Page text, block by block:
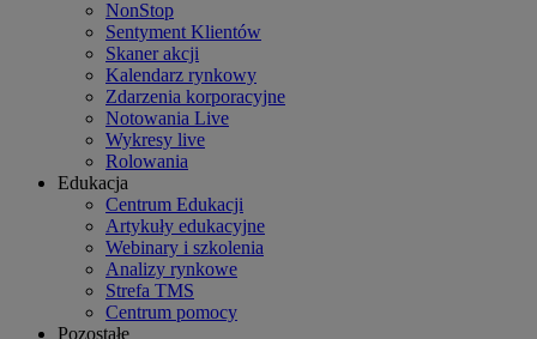
NonStop
Sentyment Klientów
Skaner akcji
Kalendarz rynkowy
Zdarzenia korporacyjne
Notowania Live
Wykresy live
Rolowania
Edukacja
Centrum Edukacji
Artykuły edukacyjne
Webinary i szkolenia
Analizy rynkowe
Strefa TMS
Centrum pomocy
Pozostałe